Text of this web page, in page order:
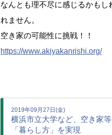
なんとも理不尽に感じるかも
れません。
空き家の可能性に挑戦！！
https://www.akiyakanrishi.org/
2019年09月27日(金)
横浜市立大学など、空き家
「暮らし方」を実現